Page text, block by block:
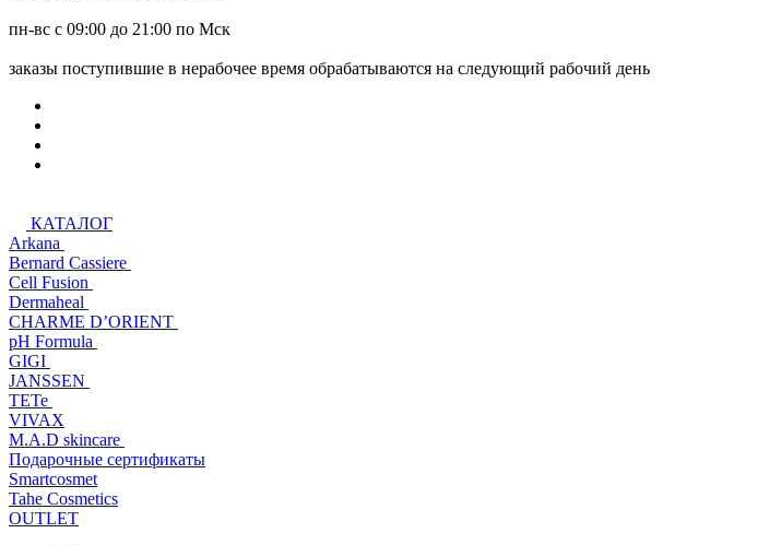
пн-вс с 09:00 до 21:00 по Мск
заказы поступившие в нерабочее время обрабатываются на следующий рабочий день
КАТАЛОГ
Arkana
Bernard Cassiere
Cell Fusion
Dermaheal
CHARME D’ORIENT
pH Formula
GIGI
JANSSEN
TETe
VIVAX
M.A.D skincare
Подарочные сертификаты
Smartcosmet
Tahe Cosmetics
OUTLET